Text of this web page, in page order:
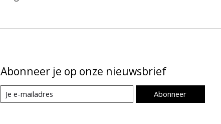
Abonneer je op onze nieuwsbrief
Abonneer